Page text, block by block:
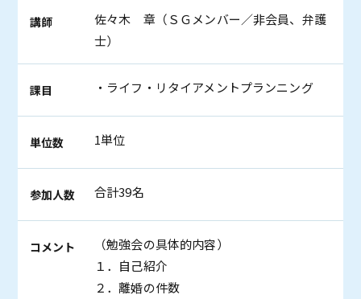
講師
佐々木 章（ＳＧメンバー／非会員、弁護
士）
課目 ・ライフ・リタイアメントプランニング
単位数 1単位
参加人数 合計39名
コメント
（勉強会の具体的内容）
１．自己紹介
２．離婚の件数